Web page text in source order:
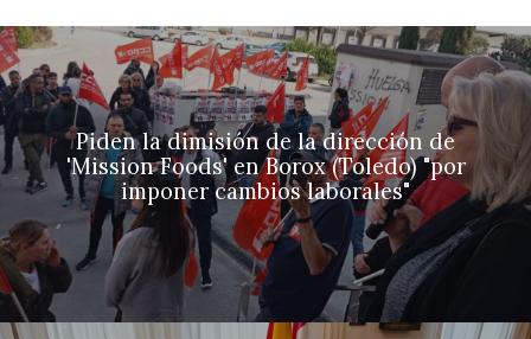
Piden la dimisión de la dirección de
'Mission Foods' en Borox (Toledo) "por
imponer cambios laborales"